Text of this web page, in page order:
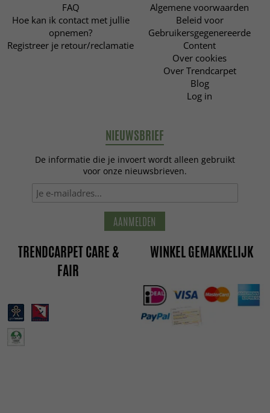
FAQ
Hoe kan ik contact met jullie
opnemen?
Registreer je retour/reclamatie
Algemene voorwaarden
Beleid voor
Gebruikersgegenereerde
Content
Over cookies
Over Trendcarpet
Blog
Log in
NIEUWSBRIEF
De informatie die je invoert wordt alleen gebruikt
voor onze nieuwsbrieven.
AANMELDEN
TRENDCARPET CARE &
FAIR
WINKEL GEMAKKELIJK